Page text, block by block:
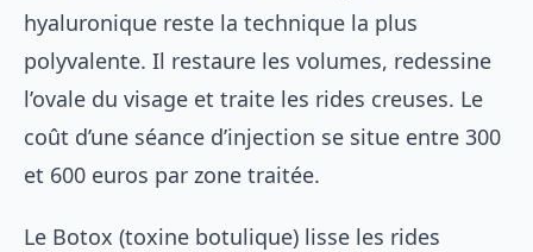
hyaluronique reste la technique la plus
polyvalente. Il restaure les volumes, redessine
l’ovale du visage et traite les rides creuses. Le
coût d’une séance d’injection se situe entre 300
et 600 euros par zone traitée.
Le Botox (toxine botulique) lisse les rides